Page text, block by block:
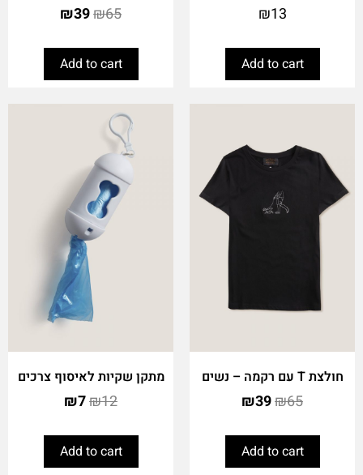
₪13
Add to cart
₪65
₪39
Add to cart
חולצת T עם רקמה – נשים
₪65
₪39
Add to cart
מתקן שקיות לאיסוף צרכים
₪12
₪7
Add to cart